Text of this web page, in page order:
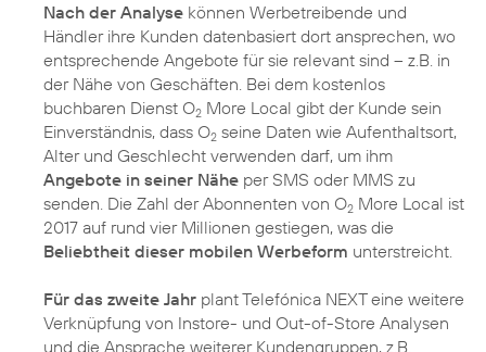
Nach der Analyse können Werbetreibende und
Händler ihre Kunden datenbasiert dort ansprechen, wo
entsprechende Angebote für sie relevant sind – z.B. in
der Nähe von Geschäften. Bei dem kostenlos
buchbaren Dienst O2 More Local gibt der Kunde sein
Einverständnis, dass O2 seine Daten wie Aufenthaltsort,
Alter und Geschlecht verwenden darf, um ihm
Angebote in seiner Nähe per SMS oder MMS zu
senden. Die Zahl der Abonnenten von O2 More Local ist
2017 auf rund vier Millionen gestiegen, was die
Beliebtheit dieser mobilen Werbeform unterstreicht.
Für das zweite Jahr plant Telefónica NEXT eine weitere
Verknüpfung von Instore- und Out-of-Store Analysen
und die Ansprache weiterer Kundengruppen, z.B.